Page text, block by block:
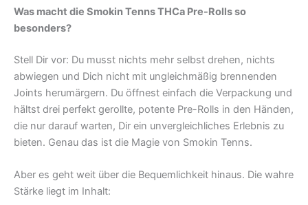
Was macht die Smokin Tenns THCa Pre-Rolls so
besonders?
Stell Dir vor: Du musst nichts mehr selbst drehen, nichts
abwiegen und Dich nicht mit ungleichmäßig brennenden
Joints herumärgern. Du öffnest einfach die Verpackung und
hältst drei perfekt gerollte, potente Pre-Rolls in den Händen,
die nur darauf warten, Dir ein unvergleichliches Erlebnis zu
bieten. Genau das ist die Magie von Smokin Tenns.
Aber es geht weit über die Bequemlichkeit hinaus. Die wahre
Stärke liegt im Inhalt: